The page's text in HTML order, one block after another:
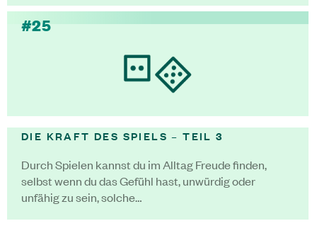
#25
DIE KRAFT DES SPIELS – TEIL 3
Durch Spielen kannst du im Alltag Freude finden,
selbst wenn du das Gefühl hast, unwürdig oder
unfähig zu sein, solche…